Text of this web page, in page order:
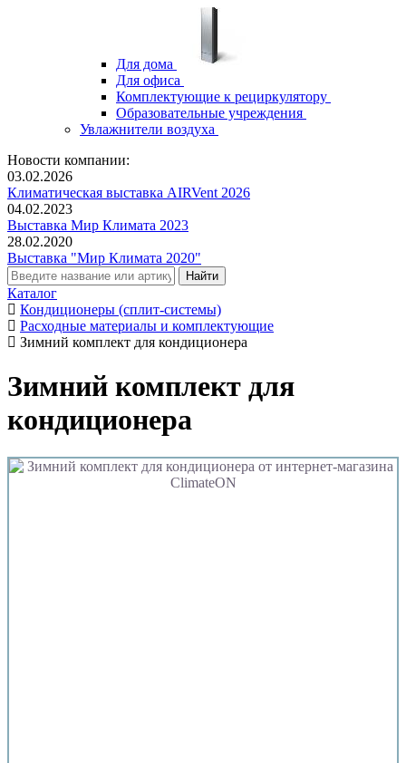
Для дома
Для офиса
Комплектующие к рециркулятору
Образовательные учреждения
Увлажнители воздуха
Новости компании:
03.02.2026
Климатическая выставка AIRVent 2026
04.02.2023
Выставка Мир Климата 2023
28.02.2020
Выставка "Мир Климата 2020"
Каталог
Кондиционеры (сплит-системы)
Расходные материалы и комплектующие
Зимний комплект для кондиционера
Зимний комплект для
кондиционера